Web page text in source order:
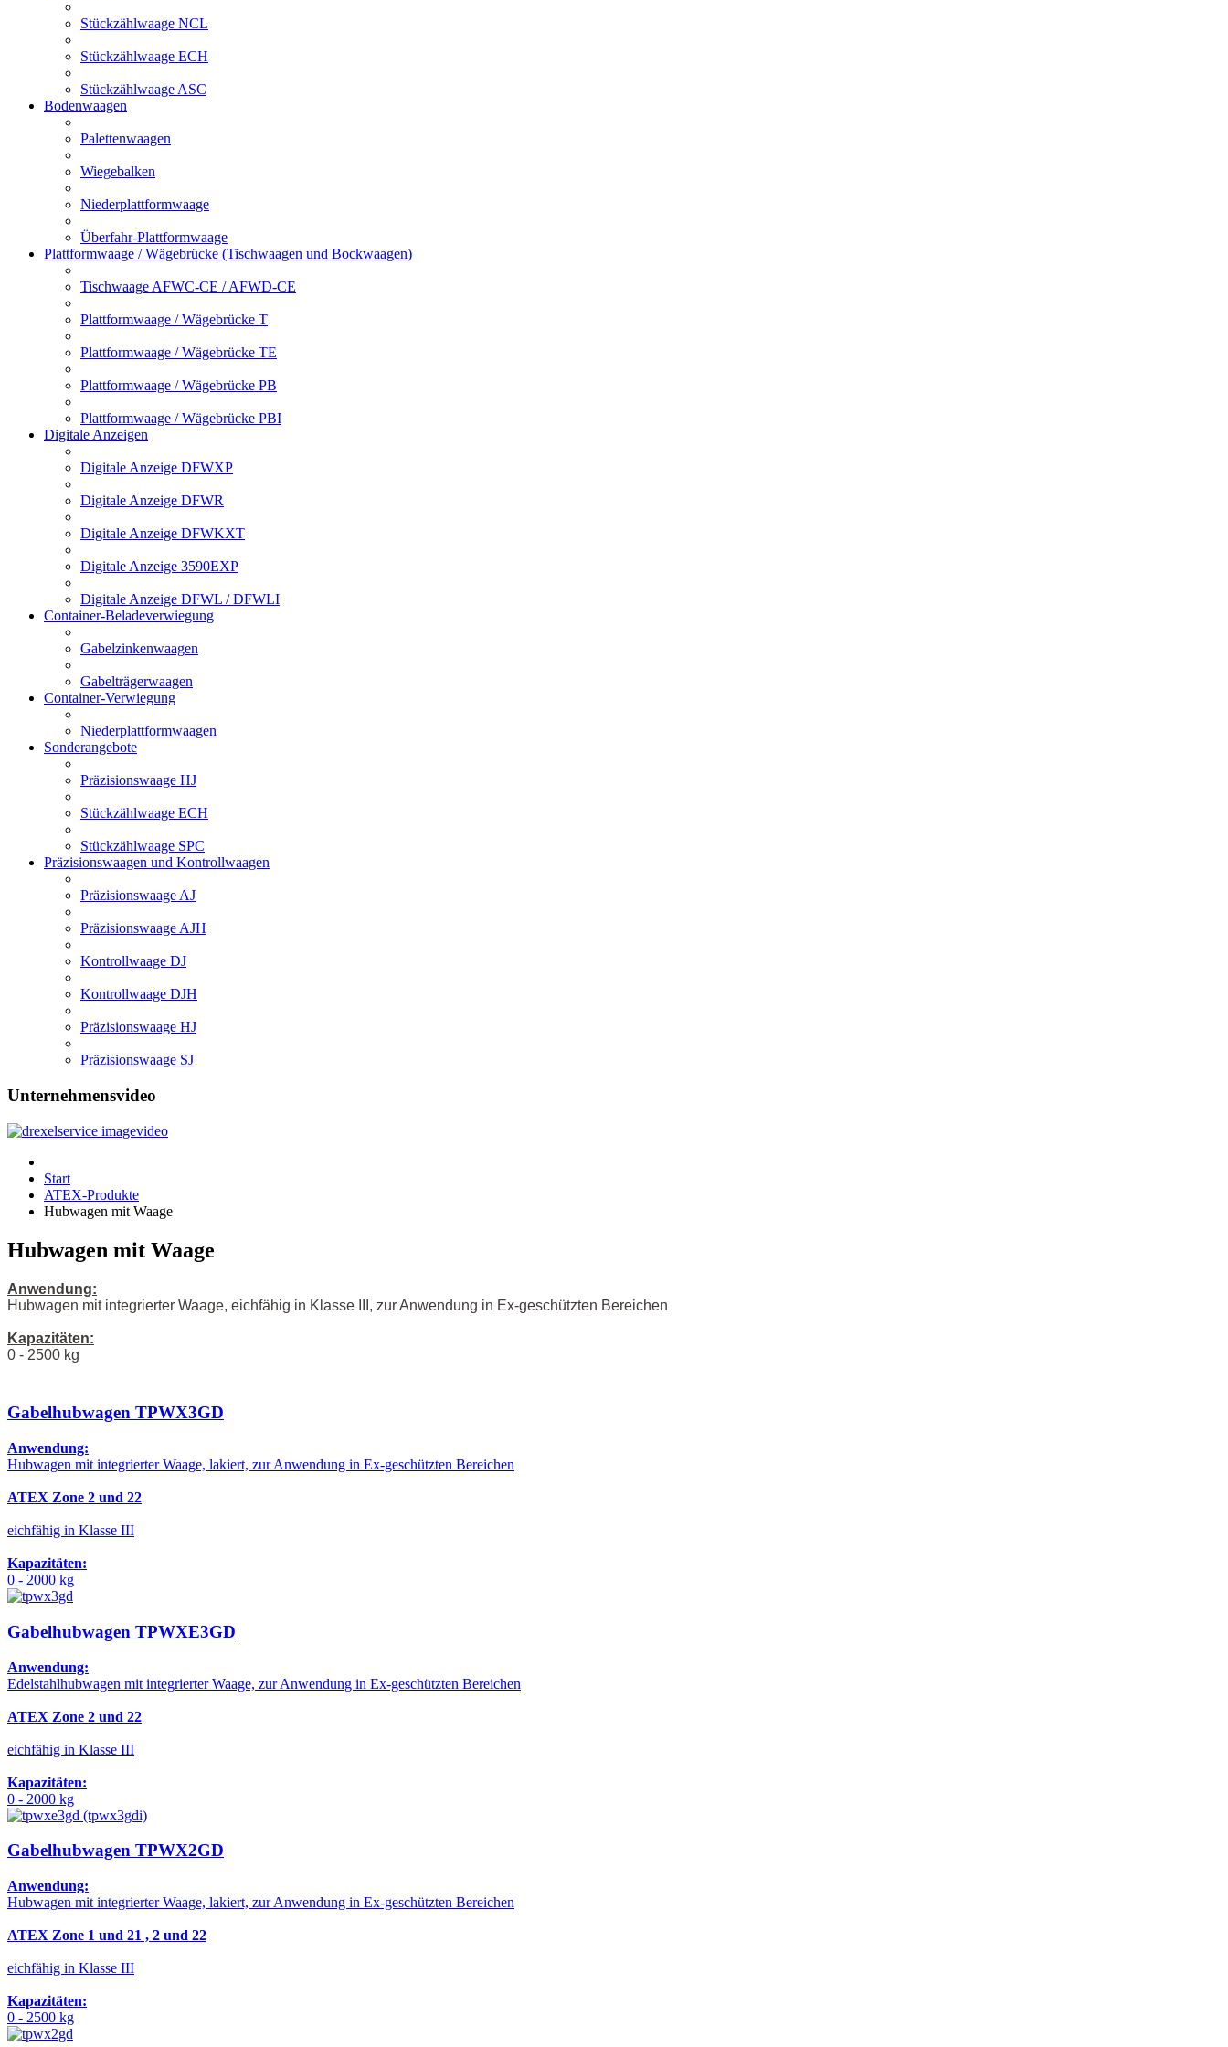
Stückzählwaage NCL
Stückzählwaage ECH
Stückzählwaage ASC
Bodenwaagen
Palettenwaagen
Wiegebalken
Niederplattformwaage
Überfahr-Plattformwaage
Plattformwaage / Wägebrücke (Tischwaagen und Bockwaagen)
Tischwaage AFWC-CE / AFWD-CE
Plattformwaage / Wägebrücke T
Plattformwaage / Wägebrücke TE
Plattformwaage / Wägebrücke PB
Plattformwaage / Wägebrücke PBI
Digitale Anzeigen
Digitale Anzeige DFWXP
Digitale Anzeige DFWR
Digitale Anzeige DFWKXT
Digitale Anzeige 3590EXP
Digitale Anzeige DFWL / DFWLI
Container-Beladeverwiegung
Gabelzinkenwaagen
Gabelträgerwaagen
Container-Verwiegung
Niederplattformwaagen
Sonderangebote
Präzisionswaage HJ
Stückzählwaage ECH
Stückzählwaage SPC
Präzisionswaagen und Kontrollwaagen
Präzisionswaage AJ
Präzisionswaage AJH
Kontrollwaage DJ
Kontrollwaage DJH
Präzisionswaage HJ
Präzisionswaage SJ
Unternehmensvideo
Start
ATEX-Produkte
Hubwagen mit Waage
Hubwagen mit Waage
Anwendung:
Hubwagen mit integrierter Waage, eichfähig in Klasse III, zur Anwendung in Ex-geschützten Bereichen
Kapazitäten:
0 - 2500 kg
Gabelhubwagen TPWX3GD
Anwendung:
Hubwagen mit integrierter Waage, lakiert, zur Anwendung in Ex-geschützten Bereichen
ATEX Zone 2 und 22
eichfähig in Klasse III
Kapazitäten:
0 - 2000 kg
Gabelhubwagen TPWXE3GD
Anwendung:
Edelstahlhubwagen mit integrierter Waage, zur Anwendung in Ex-geschützten Bereichen
ATEX Zone 2 und 22
eichfähig in Klasse III
Kapazitäten:
0 - 2000 kg
Gabelhubwagen TPWX2GD
Anwendung:
Hubwagen mit integrierter Waage, lakiert, zur Anwendung in Ex-geschützten Bereichen
ATEX Zone 1 und 21 , 2 und 22
eichfähig in Klasse III
Kapazitäten:
0 - 2500 kg